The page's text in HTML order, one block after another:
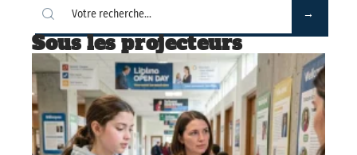
Sous les projecteurs